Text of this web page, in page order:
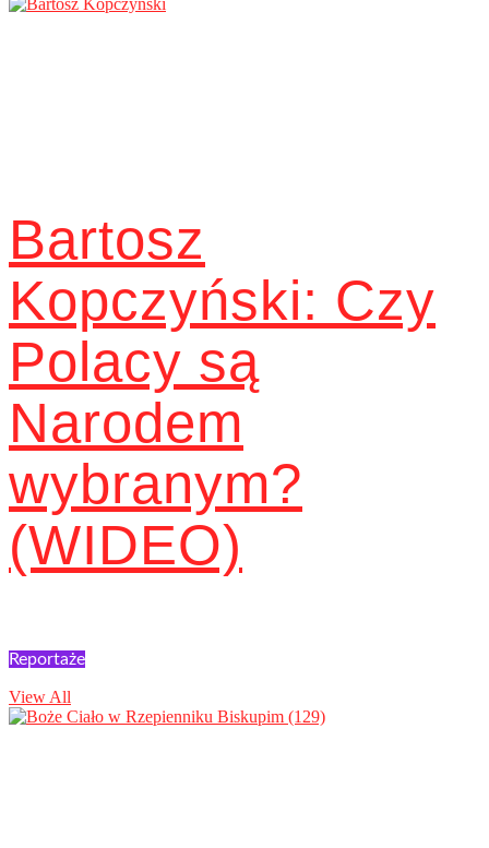
Bartosz
Kopczyński: Czy
Polacy są
Narodem
wybranym?
(WIDEO)
Reportaże
View All